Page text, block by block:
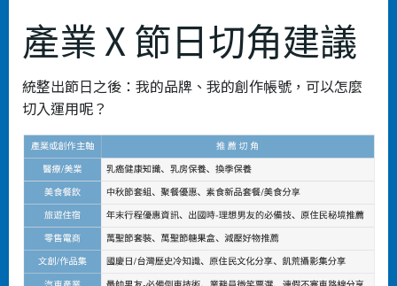
產業 X 節⽇切⻆建議
統整出節⽇之後：我的品牌、我的創作帳號，可以怎麼
切⼊運⽤呢？